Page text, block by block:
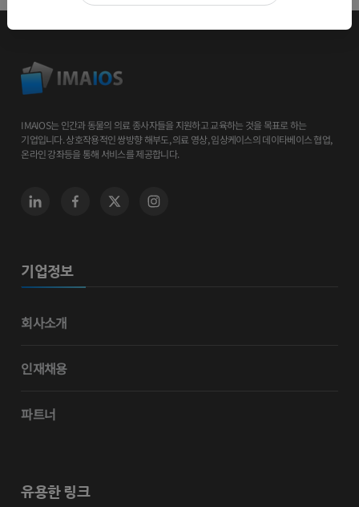
IMAIOS는 인간과 동물의 의료 종사자들을 지원하고 교육하는 것을 목표로 하는
기업입니다. 상호작용적인 쌍방향 해부도, 의료 영상, 임상케이스의 데이타베이스 협업,
온라인 강좌등을 통해 서비스를 제공합니다.
기업정보
회사소개
인재채용
파트너
유용한 링크